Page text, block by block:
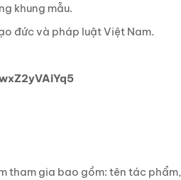
khung mẫu.
đức và pháp luật Việt Nam.
tham gia bao gồm: tên tác phẩm,